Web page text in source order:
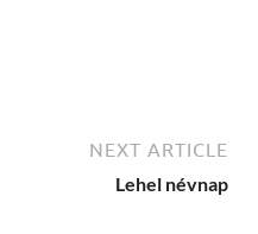
NEXT ARTICLE
Lehel névnap